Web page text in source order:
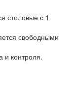
столовые с 1
свободными
и контроля.